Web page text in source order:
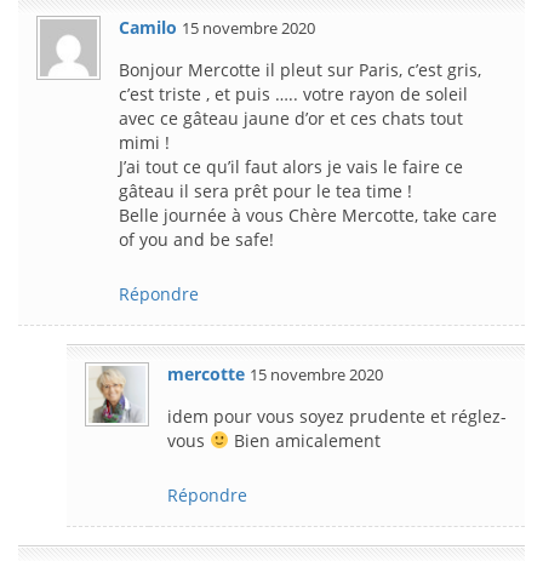
Camilo 15 novembre 2020
Bonjour Mercotte il pleut sur Paris, c’est gris,
c’est triste , et puis ….. votre rayon de soleil
avec ce gâteau jaune d’or et ces chats tout
mimi !
J’ai tout ce qu’il faut alors je vais le faire ce
gâteau il sera prêt pour le tea time !
Belle journée à vous Chère Mercotte, take care
of you and be safe!
Répondre
mercotte 15 novembre 2020
idem pour vous soyez prudente et réglez-
vous
Bien amicalement
Répondre